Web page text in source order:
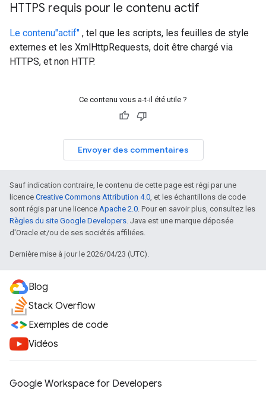
HTTPS requis pour le contenu actif
Le contenu"actif" , tel que les scripts, les feuilles de style
externes et les XmlHttpRequests, doit être chargé via
HTTPS, et non HTTP.
Ce contenu vous a-t-il été utile ?
Envoyer des commentaires
Sauf indication contraire, le contenu de cette page est régi par une
licence Creative Commons Attribution 4.0, et les échantillons de code
sont régis par une licence Apache 2.0. Pour en savoir plus, consultez les
Règles du site Google Developers. Java est une marque déposée
d'Oracle et/ou de ses sociétés affiliées.
Dernière mise à jour le 2026/04/23 (UTC).
Blog
Stack Overflow
Exemples de code
Vidéos
Google Workspace for Developers